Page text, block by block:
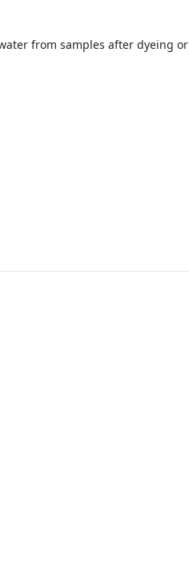
from samples after dyeing